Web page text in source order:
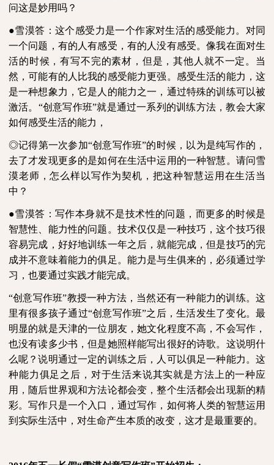
问这是妙用吗？
●雪漠答：这个感受力是一个作家对生活的感受能力。对同
一个问题，有的人有感受，有的人没有感受。像我在面对生
活的时候，有写不完的素材，但是，其他人就不一定。当
然，可能有的人比我的感受能力更强。感受生活的能力，这
是一种想象力，它是人的能力之一，通过特殊的训练可以被
激活。“创意写作班”就是通过一系列的训练方法，教会大家
如何感受生活的能力，
◎记得第一次参加“创意写作班”的时候，以为是纯写作的，
去了才发现更多的是如何在生活中运用的一种智慧。请问雪
漠老师，怎么样以写作为契机，把这种智慧运用在生活当
中？
●雪漠答：写作本身就不是技术性的问题，而更多的时候是
智慧性、能力性的问题。技术仅仅是一种技巧，这个技巧很
容易完成，好好地训练一年之后，就能完成，但是技巧的完
成并不意味着能力的俱足。能力是与生俱来的，必须通过学
习，也要通过实践才能完成。
“创意写作班”教授一种方法，当然还有一种能力的训练。这
里有很多孩子通过“创意写作班”之后，生活发生了变化。最
明显的就是天津的一位朋友，她文化程度不高，不会写作，
也没有读多少书，但是她照样能写出很好的诗歌。这说明什
么呢？说明通过一定的训练之后，人可以俱足一种能力。这
种能力俱足之后，对于生活来说其实就是方法上的一种应
用，随后世界观和方法论都会变，整个生活都会出现新的精
彩。写作只是一个入口，通过写作，如何将人类的智慧运用
到实际生活中，对生命产生本质的改变，这才是最重要的。